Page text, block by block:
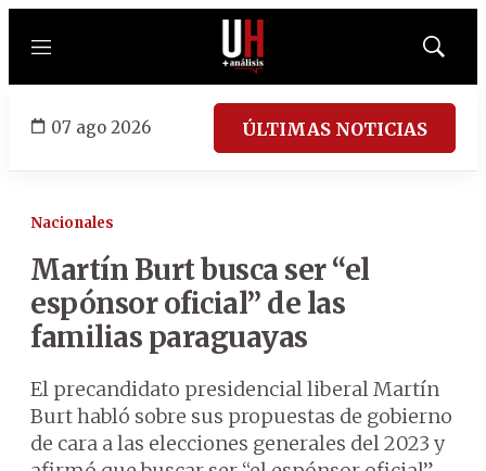
Menú
Mostrar
07 ago 2026 ÚLTIMAS NOTICIAS
Nacionales
Martín Burt busca ser “el
espónsor oficial” de las
familias paraguayas
El precandidato presidencial liberal Martín
Burt habló sobre sus propuestas de gobierno
de cara a las elecciones generales del 2023 y